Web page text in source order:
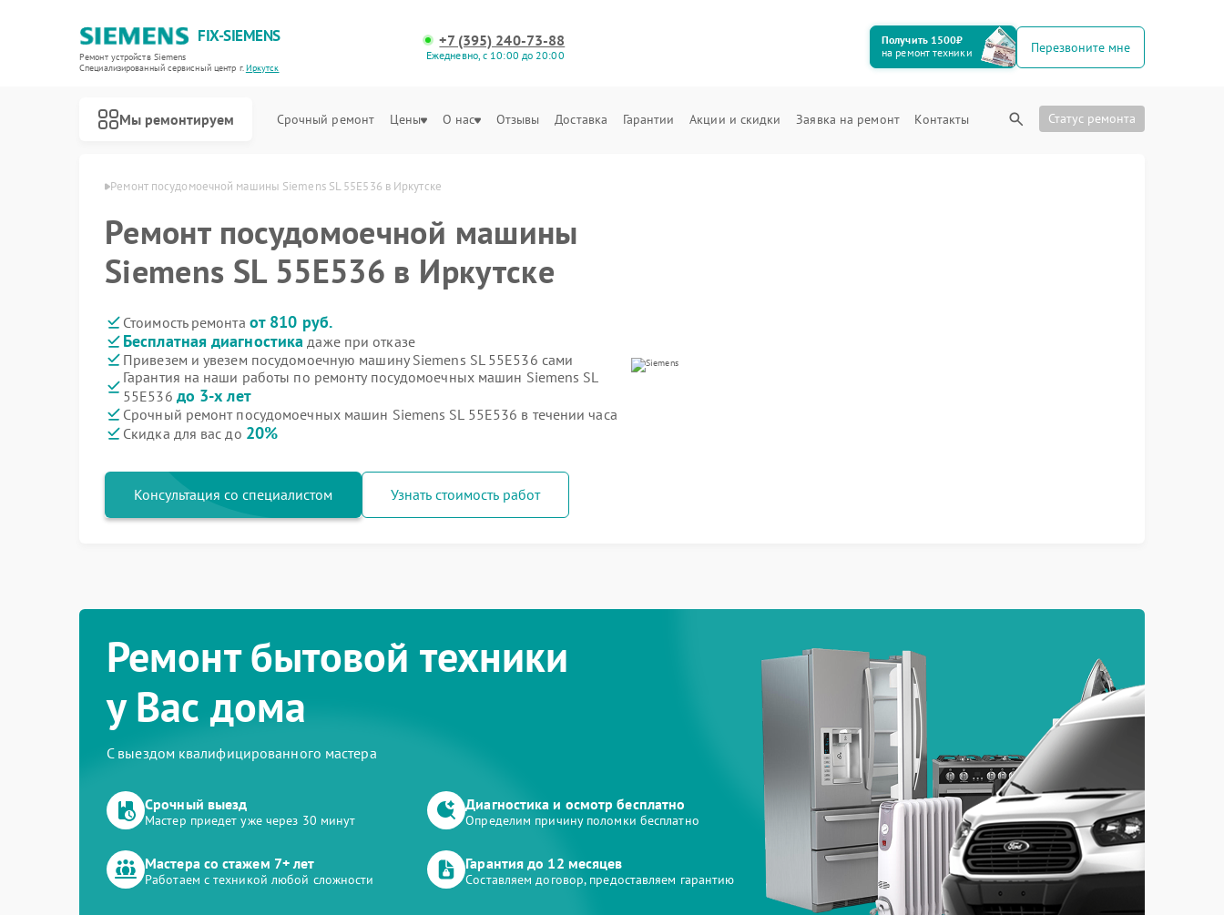
FIX-SIEMENS
Ремонт устройств Siemens
Специализированный cервисный центр г.Иркутск
+7 (395) 240-73-88
Ежедневно, с 10:00 до 20:00
Получить 1500₽
на ремонт техники
Перезвоните мне
Мы ремонтируем Срочный ремонт Цены О нас Отзывы Доставка Гарантии Акции и скидки Заявка на ремонт Контакты Статус ремонта
в Иркутске Ремонт посудомоечной машины Siemens SL 55E536 в Иркутске
Ремонт посудомоечной машины
Siemens SL 55E536 в Иркутске
Стоимость ремонта от 810 руб.
Бесплатная диагностика даже при отказе
Привезем и увезем посудомоечную машину Siemens SL 55E536 сами
Гарантия на наши работы по ремонту посудомоечных машин Siemens SL
55E536 до 3-х лет
Срочный ремонт посудомоечных машин Siemens SL 55E536 в течении часа
Скидка для вас до 20%
Консультация со специалистом Узнать стоимость работ
Ремонт бытовой техники
у Вас дома
С выездом квалифицированного мастера
Срочный выезд
Мастер приедет уже через 30 минут
Диагностика и осмотр бесплатно
Определим причину поломки бесплатно
Мастера со стажем 7+ лет
Работаем с техникой любой сложности
Гарантия до 12 месяцев
Составляем договор, предоставляем гарантию